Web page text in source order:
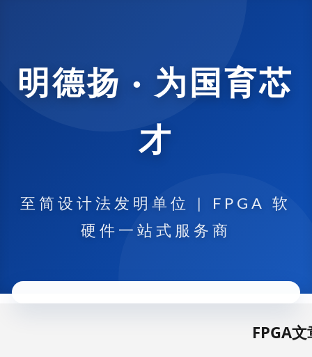
明德扬 · 为国育芯
才
至简设计法发明单位 | FPGA 软
硬件一站式服务商
FPGA